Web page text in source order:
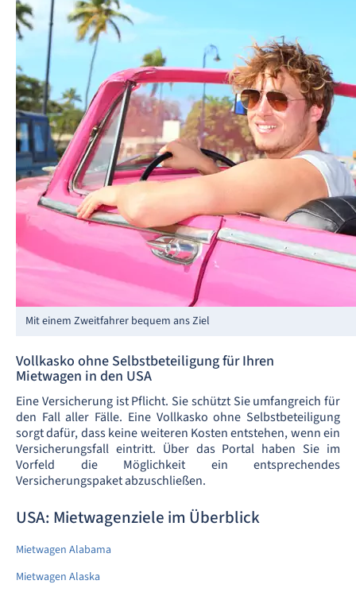
Mit einem Zweitfahrer bequem ans Ziel
Vollkasko ohne Selbstbeteiligung für Ihren
Mietwagen in den USA
Eine Versicherung ist Pflicht. Sie schützt Sie umfangreich für
den Fall aller Fälle. Eine Vollkasko ohne Selbstbeteiligung
sorgt dafür, dass keine weiteren Kosten entstehen, wenn ein
Versicherungsfall eintritt. Über das Portal haben Sie im
Vorfeld die Möglichkeit ein entsprechendes
Versicherungspaket abzuschließen.
USA: Mietwagenziele im Überblick
Mietwagen Alabama
Mietwagen Alaska